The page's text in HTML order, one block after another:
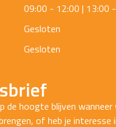
09:00 - 12:00 | 13:00
Gesloten
Gesloten
de hoogte blijven
of heb je interesse